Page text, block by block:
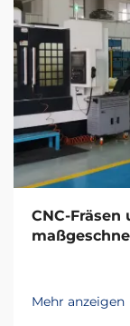
CNC-
Mehr anzeigen